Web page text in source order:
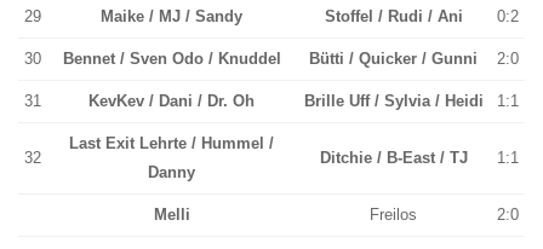
29 Maike / MJ / Sandy Stoffel / Rudi / Ani 0:2
30 Bennet / Sven Odo / Knuddel Bütti / Quicker / Gunni 2:0
31 KevKev / Dani / Dr. Oh Brille Uff / Sylvia / Heidi 1:1
32
Last Exit Lehrte / Hummel /
Danny
Ditchie / B-East / TJ 1:1
Melli Freilos 2:0